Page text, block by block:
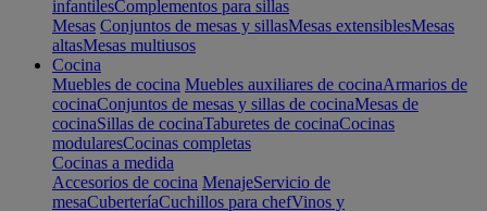
infantilesComplementos para sillas
Mesas Conjuntos de mesas y sillasMesas extensiblesMesas
altasMesas multiusos
Cocina
Muebles de cocina Muebles auxiliares de cocinaArmarios de
cocinaConjuntos de mesas y sillas de cocinaMesas de
cocinaSillas de cocinaTaburetes de cocinaCocinas
modularesCocinas completas
Cocinas a medida
Accesorios de cocina MenajeServicio de
mesaCuberteríaCuchillos para chefVinos y